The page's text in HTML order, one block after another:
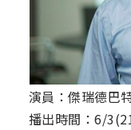
演員：傑瑞德巴
播出時間：6/